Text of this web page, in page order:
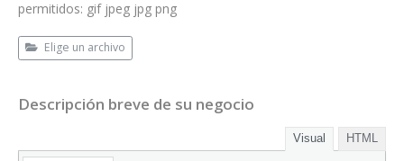
permitidos: gif jpeg jpg png
Elige un archivo
Descripción breve de su negocio
Visual HTML